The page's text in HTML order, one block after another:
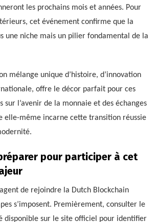
les prochains mois et années. Pour
cet événement confirme que la
une niche mais un pilier fondamental de la
mélange unique d’histoire, d’innovation
offre le décor parfait pour ces
sur l’avenir de la monnaie et des échanges
elle-même incarne cette transition réussie
pour participer à cet
de rejoindre la Dutch Blockchain
s’imposent. Premièrement, consulter le
disponible sur le site officiel pour identifier